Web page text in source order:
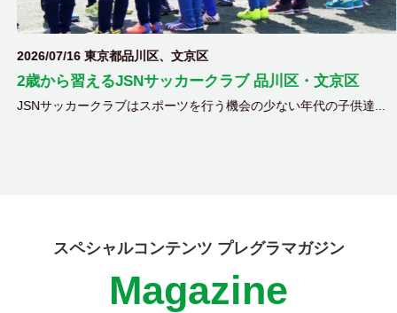
2026/07/16 東京都品川区、文京区
2歳から習えるJSNサッカークラブ 品川区・文京区
JSNサッカークラブはスポーツを行う機会の少ない年代の子供達...
スペシャルコンテンツ プレグラマガジン
Magazine